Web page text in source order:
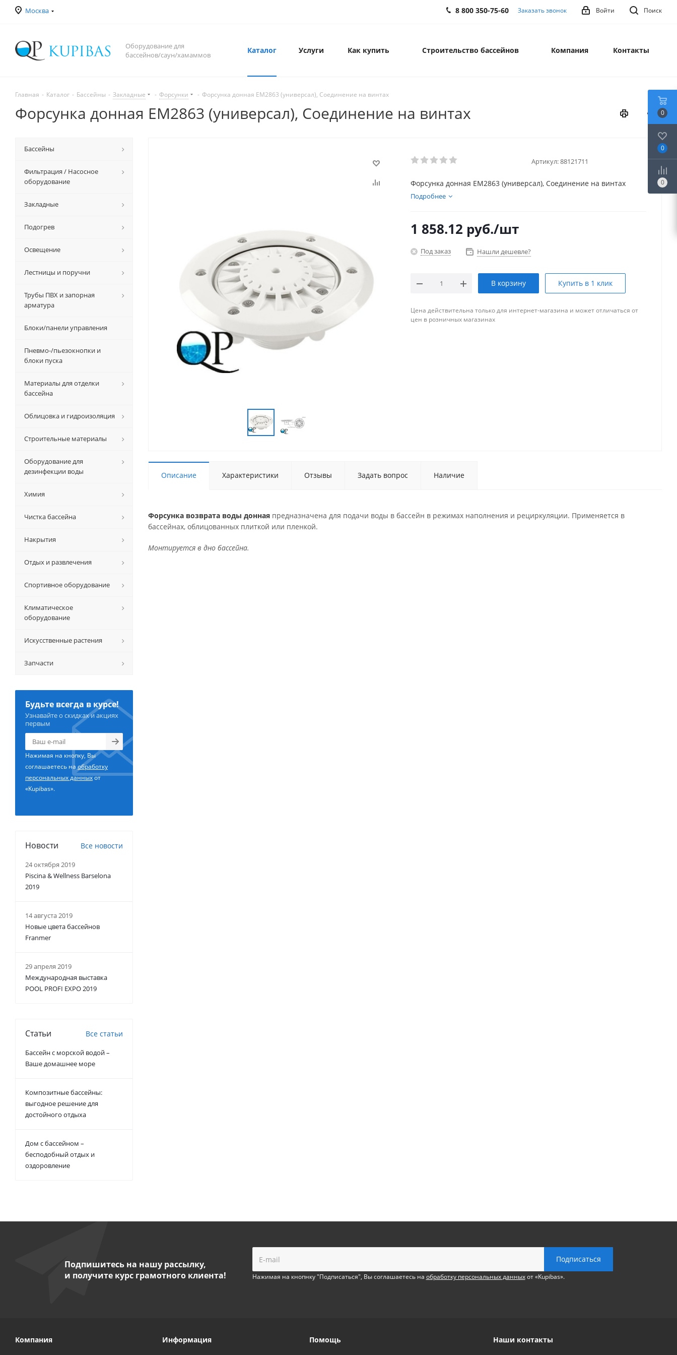
Москва Поиск
Войти
8 800 350-75-60 Заказать звонок
Оборудование для
бассейнов/саун/хамаммов
Каталог Услуги Как купить Строительство бассейнов Компания Контакты
Главная - Каталог - Бассейны - Закладные - Форсунки - Форсунка донная EM2863 (универсал), Соединение на винтах
Форсунка донная EM2863 (универсал), Соединение на винтах
Артикул:88121711
Форсунка донная EM2863 (универсал), Соединение на винтах
Подробнее
1 858.12 руб./шт
Под заказ Нашли дешевле?
В корзину Купить в 1 клик
Цена действительна только для интернет-магазина и может отличаться от
цен в розничных магазинах
Описание Характеристики Отзывы Задать вопрос Наличие
Форсунка возврата воды донная предназначена для подачи воды в бассейн в режимах наполнения и рециркуляции. Применяется в
бассейнах, облицованных плиткой или пленкой.
Монтируется в дно бассейна.
Бассейны
Фильтрация / Насосное
оборудование
Закладные
Подогрев
Освещение
Лестницы и поручни
Трубы ПВХ и запорная
арматура
Блоки/панели управления
Пневмо-/пьезокнопки и
блоки пуска
Материалы для отделки
бассейна
Облицовка и гидроизоляция
Строительные материалы
Оборудование для
дезинфекции воды
Химия
Чистка бассейна
Накрытия
Отдых и развлечения
Спортивное оборудование
Климатическое
оборудование
Искусственные растения
Запчасти
Будьте всегда в курсе!
Узнавайте о скидках и акциях
первым
Нажимая на кнопку, Вы
соглашаетесь наобработку
персональных данныхот
«Kupibas».
Новости Все новости
24 октября 2019
Piscina & Wellness Barselona
2019
14 августа 2019
Новые цвета бассейнов
Franmer
29 апреля 2019
Международная выставка
POOL PROFI EXPO 2019
Статьи Все статьи
Бассейн с морской водой –
Ваше домашнее море
Композитные бассейны:
выгодное решение для
достойного отдыха
Дом с бассейном –
бесподобный отдых и
оздоровление
Подпишитесь на нашу рассылку,
и получите курс грамотного клиента!
Нажимая на кнопнку "Подписаться", Вы соглашаетесь на обработку персональных данныхот «Kupibas».
Компания Информация Помощь Наши контакты
0
0
0